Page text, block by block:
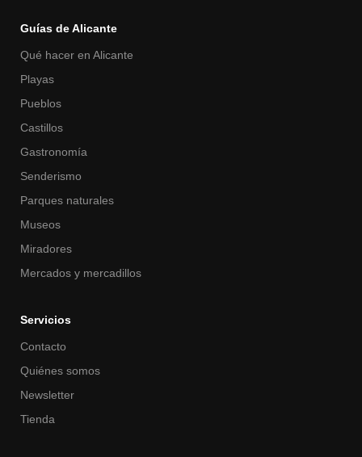
Guías de Alicante
Qué hacer en Alicante
Playas
Pueblos
Castillos
Gastronomía
Senderismo
Parques naturales
Museos
Miradores
Mercados y mercadillos
Servicios
Contacto
Quiénes somos
Newsletter
Tienda